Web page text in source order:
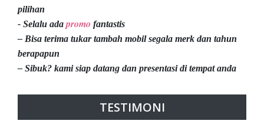
pilihan
- Selalu ada promo fantastis
– Bisa terima tukar tambah mobil segala merk dan tahun
berapapun
– Sibuk? kami siap datang dan presentasi di tempat anda
TESTIMONI